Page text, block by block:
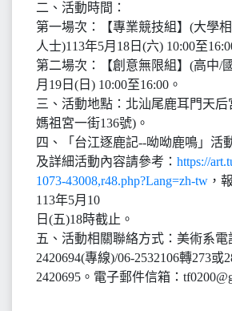
二、活動時間：
第一場次：【專業競技組】(大學
人士)113年5月18日(六) 10:00至
第二場次：【創意無限組】(高中/
月19日(日) 10:00至16:00。
三、活動地點：北汕尾鹿耳門天后
媽祖宮一街136號)。
四、「台江逐鹿記--呦呦鹿鳴」活
及詳細活動內容請參考： https://
1073-43008,r48.php?Lang=zh-tw ，
113年5月10
日(五)18時截止。
五、活動相關聯絡方式：美術系電
2420694(專線)/06-2532106轉273或
2420695。電子郵件信箱：